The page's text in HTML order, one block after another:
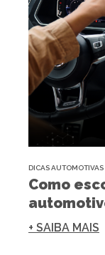
DICAS AUTOMOTIVAS
Como
+ SAIBA MAIS